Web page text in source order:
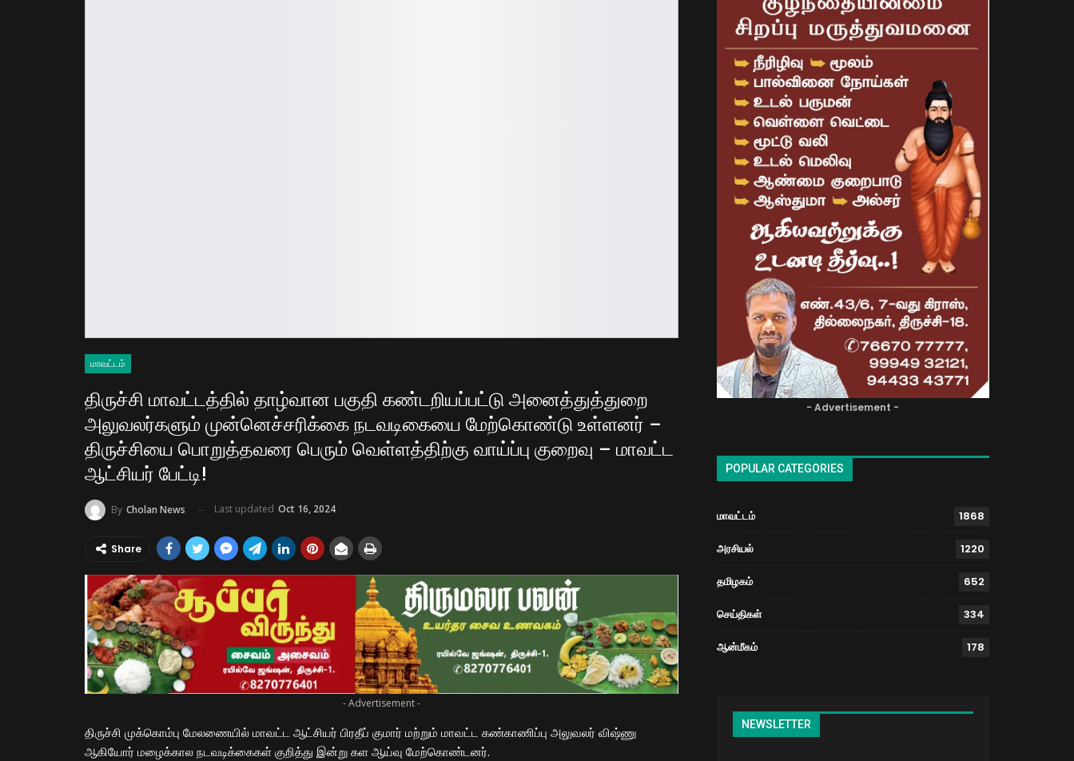
மாவட்டம்
திருச்சி மாவட்டத்தில் தாழ்வான பகுதி கண்டறியப்பட்டு அனைத்துத்துறை
அலுவலர்களும் முன்னெச்சரிக்கை நடவடிகையை மேற்கொண்டு உள்ளனர் –
திருச்சியை பொறுத்தவரை பெரும் வெள்ளத்திற்கு வாய்ப்பு குறைவு – மாவட்ட
ஆட்சியர் பேட்டி!
By Cholan News Last updated Oct 16, 2024
Share
- Advertisement -
திருச்சி முக்கொம்பு மேலணையில் மாவட்ட ஆட்சியர் பிரதீப் குமார் மற்றும் மாவட்ட கண்காணிப்பு அலுவலர் விஷ்ணு
ஆகியோர் மழைக்கால நடவடிக்கைகள் குறித்து இன்று கள ஆய்வு மேற்கொண்டனர்.
- Advertisement -
POPULAR CATEGORIES
மாவட்டம் 1868
அரசியல் 1220
தமிழகம் 652
செய்திகள் 334
ஆன்மீகம் 178
NEWSLETTER